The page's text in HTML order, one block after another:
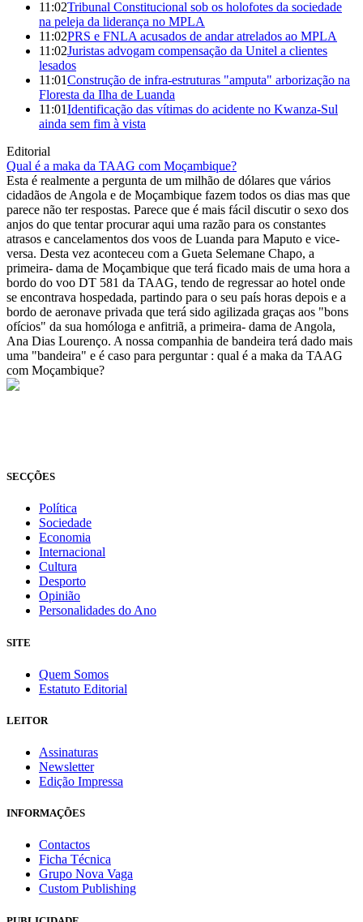
11:02Tribunal Constitucional sob os holofotes da sociedade
na peleja da liderança no MPLA
11:02PRS e FNLA acusados de andar atrelados ao MPLA
11:02Juristas advogam compensação da Unitel a clientes
lesados
11:01Construção de infra-estruturas "amputa" arborização na
Floresta da Ilha de Luanda
11:01Identificação das vítimas do acidente no Kwanza-Sul
ainda sem fim à vista
Editorial
Qual é a maka da TAAG com Moçambique?
Esta é realmente a pergunta de um milhão de dólares que vários
cidadãos de Angola e de Moçambique fazem todos os dias mas que
parece não ter respostas. Parece que é mais fácil discutir o sexo dos
anjos do que tentar procurar aqui uma razão para os constantes
atrasos e cancelamentos dos voos de Luanda para Maputo e vice-
versa. Desta vez aconteceu com a Gueta Selemane Chapo, a
primeira- dama de Moçambique que terá ficado mais de uma hora a
bordo do voo DT 581 da TAAG, tendo de regressar ao hotel onde
se encontrava hospedada, partindo para o seu país horas depois e a
bordo de aeronave privada que terá sido agilizada graças aos "bons
ofícios" da sua homóloga e anfitriã, a primeira- dama de Angola,
Ana Dias Lourenço. A nossa companhia de bandeira terá dado mais
uma "bandeira" e é caso para perguntar : qual é a maka da TAAG
com Moçambique?
SECÇÕES
Política
Sociedade
Economia
Internacional
Cultura
Desporto
Opinião
Personalidades do Ano
SITE
Quem Somos
Estatuto Editorial
LEITOR
Assinaturas
Newsletter
Edição Impressa
INFORMAÇÕES
Contactos
Ficha Técnica
Grupo Nova Vaga
Custom Publishing